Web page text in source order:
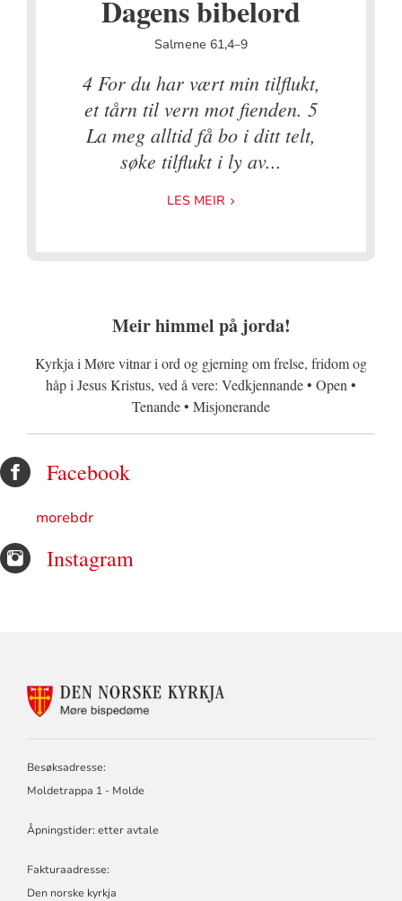
Dagens bibelord
Salmene 61,4–9
4 For du har vært min tilflukt,
et tårn til vern mot fienden. 5
La meg alltid få bo i ditt telt,
søke tilflukt i ly av...
LES MEIR
Meir himmel på jorda!
Kyrkja i Møre vitnar i ord og gjerning om frelse, fridom og
håp i Jesus Kristus, ved å vere: Vedkjennande • Open •
Tenande • Misjonerande
Facebook
morebdr
Instagram
KONTAKTINFORMASJON
Besøksadresse:
Moldetrappa 1 - Molde
Åpningstider: etter avtale
Fakturaadresse:
Den norske kyrkja